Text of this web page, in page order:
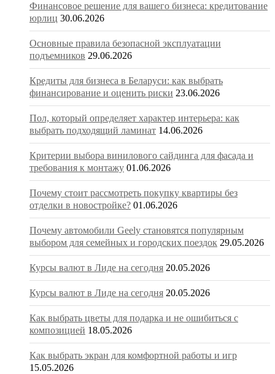
Финансовое решение для вашего бизнеса: кредитование
юрлиц 30.06.2026
Основные правила безопасной эксплуатации
подъемников 29.06.2026
Кредиты для бизнеса в Беларуси: как выбрать
финансирование и оценить риски 23.06.2026
Пол, который определяет характер интерьера: как
выбрать подходящий ламинат 14.06.2026
Критерии выбора винилового сайдинга для фасада и
требования к монтажу 01.06.2026
Почему стоит рассмотреть покупку квартиры без
отделки в новостройке? 01.06.2026
Почему автомобили Geely становятся популярным
выбором для семейных и городских поездок 29.05.2026
Курсы валют в Лиде на сегодня 20.05.2026
Курсы валют в Лиде на сегодня 20.05.2026
Как выбрать цветы для подарка и не ошибиться с
композицией 18.05.2026
Как выбрать экран для комфортной работы и игр
15.05.2026